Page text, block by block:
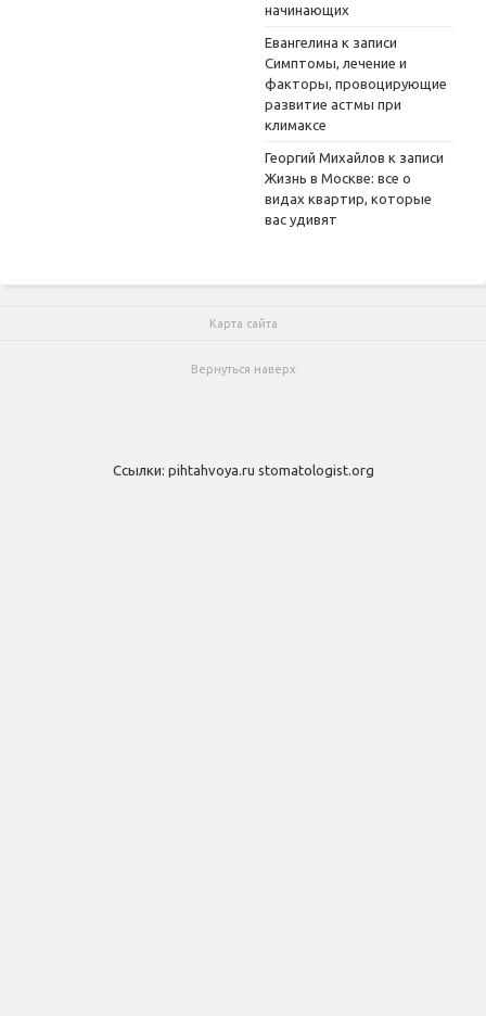
начинающих
Евангелина к записи
Симптомы, лечение и
факторы, провоцирующие
развитие астмы при
климаксе
Георгий Михайлов к записи
Жизнь в Москве: все о
видах квартир, которые
вас удивят
Карта сайта
Вернуться наверх
Ссылки: pihtahvoya.ru stomatologist.org